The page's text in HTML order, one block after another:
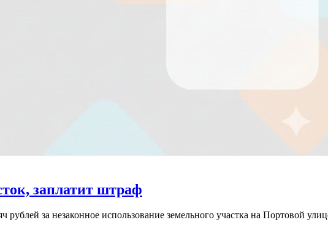
заплатит штраф
за незаконное использование земельного участка на Портовой